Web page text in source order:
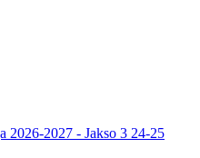
2027 - Jakso 3 24-25